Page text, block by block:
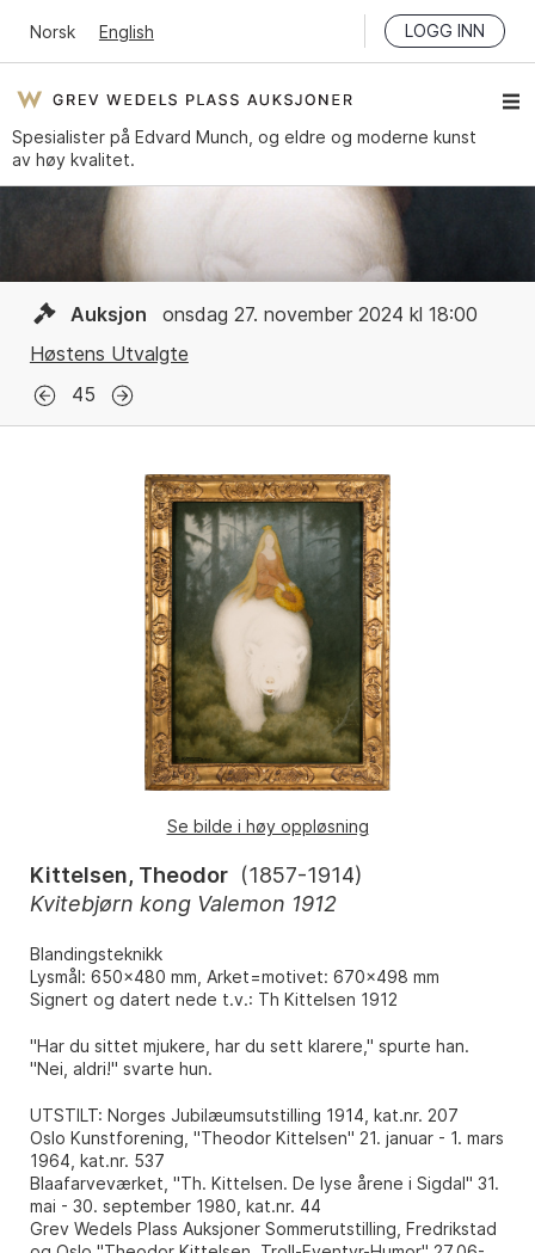
Norsk English LOGG INN
Spesialister på Edvard Munch, og eldre og moderne kunst
av høy kvalitet.
Auksjon
onsdag 27. november 2024 kl 18:00
Høstens Utvalgte
45
Se bilde i høy oppløsning
Kittelsen, Theodor (1857-1914)
Kvitebjørn kong Valemon 1912
Blandingsteknikk
Lysmål: 650x480 mm, Arket=motivet: 670x498 mm
Signert og datert nede t.v.: Th Kittelsen 1912
"Har du sittet mjukere, har du sett klarere," spurte han.
"Nei, aldri!" svarte hun.
UTSTILT: Norges Jubilæumsutstilling 1914, kat.nr. 207
Oslo Kunstforening, "Theodor Kittelsen" 21. januar - 1. mars
1964, kat.nr. 537
Blaafarveværket, "Th. Kittelsen. De lyse årene i Sigdal" 31.
mai - 30. september 1980, kat.nr. 44
Grev Wedels Plass Auksjoner Sommerutstilling, Fredrikstad